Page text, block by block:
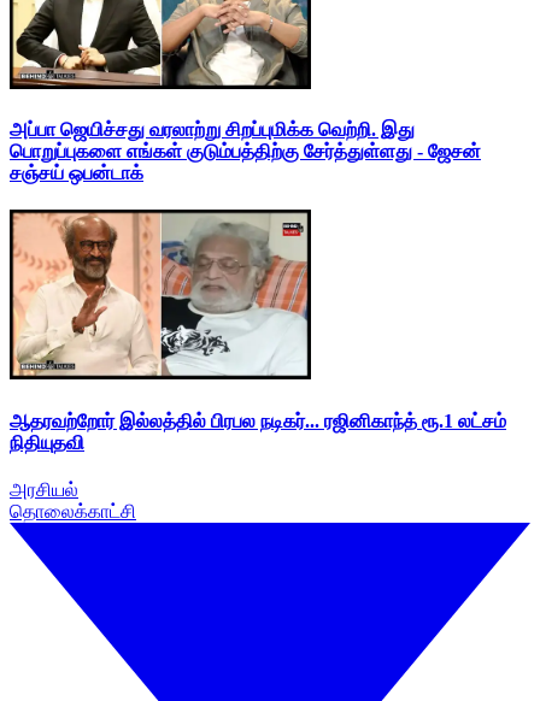
அப்பா ஜெயிச்சது வரலாற்று சிறப்புமிக்க வெற்றி. இது
பொறுப்புகளை எங்கள் குடும்பத்திற்கு சேர்த்துள்ளது - ஜேசன்
சஞ்சய் ஒபன்டாக்
ஆதரவற்றோர் இல்லத்தில் பிரபல நடிகர்... ரஜினிகாந்த் ரூ.1 லட்சம்
நிதியுதவி
அரசியல்
தொலைக்காட்சி